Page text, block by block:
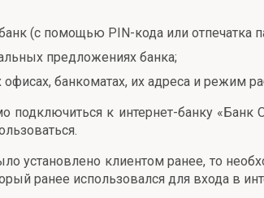
(с помощью PIN-кода или отпечатка
предложениях банка;
банкоматах, их адреса и режим
к интернет-банку «Банк
установлено клиентом ранее, то
ранее использовался для входа в